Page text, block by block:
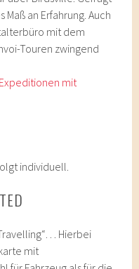
an Erfahrung. Auch
mit dem
Touren zwingend
mit
individuell.
Hierbei
mit